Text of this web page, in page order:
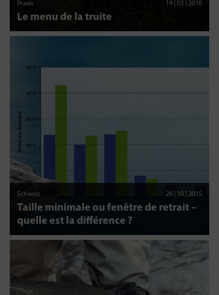
Praxis 14 | 03 | 2016
Le menu de la truite
Schweiz 26 | 10 | 2015
Taille minimale ou fenêtre de retrait –
quelle est la différence ?